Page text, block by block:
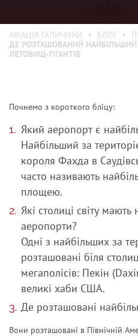
АВІАЦІЯ ГАЛИЧИНИ БЛОГ
ДЕ РОЗТАШОВАНИЙ НАЙБІЛЬШИЙ
ЛЕТОВИЩ-ГІГАНТІВ
Почнемо з короткого бліцу:
Який аеропорт є
Найбільший за
короля Фахда в
часто називають
площею.
Які столиці світу
аеропорти?
Одні з найбільших за
розташовані біля
мегаполісів: Пекін
великі хаби США.
Де розташовані
Вони розташовані в Північній